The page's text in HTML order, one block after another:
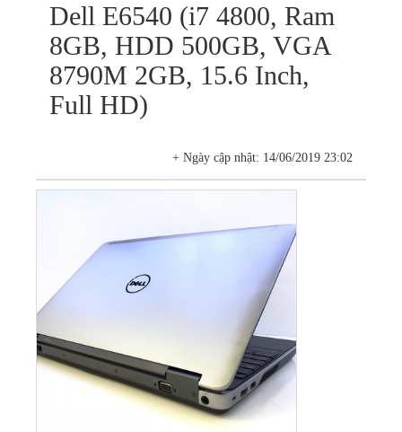
mềm theo yêu cầu
Cứu dữ liệu - Phục
hồi ổ cứng
Sửa màn hình LCD
Sửa VGA (Card
màn hình)
Sửa PC
Sửa máy tính tại nhà
Dell E6540 (i7 4800, Ram
8GB, HDD 500GB, VGA
8790M 2GB, 15.6 Inch,
Full HD)
+ Ngày cập nhật: 14/06/2019 23:02